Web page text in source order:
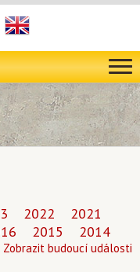
2022
2021
2015 2014
Zobrazit budoucí události